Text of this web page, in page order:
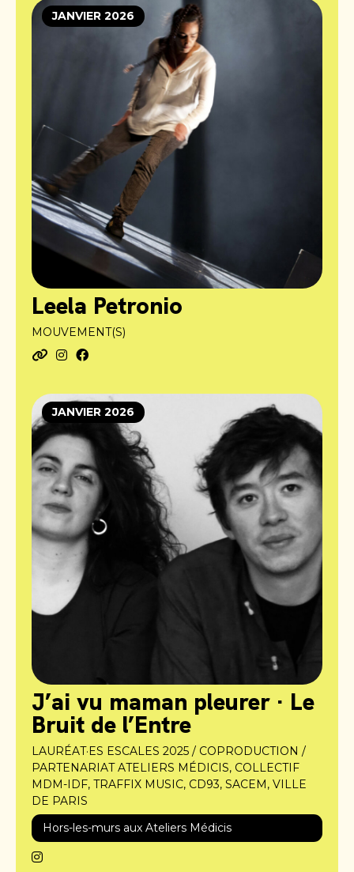
Leela Petronio
MOUVEMENT(S)
JANVIER 2026
J’ai vu maman pleurer · Le
Bruit de l’Entre
LAURÉAT·ES ESCALES 2025 / COPRODUCTION /
PARTENARIAT ATELIERS MÉDICIS, COLLECTIF
MDM-IDF, TRAFFIX MUSIC, CD93, SACEM, VILLE
DE PARIS
Hors-les-murs aux Ateliers Médicis
JANVIER 2026